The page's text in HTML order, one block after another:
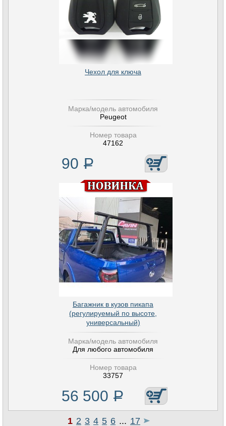
Чехол для ключа
Марка/модель автомобиля
Peugeot
Номер товара
47162
90 Р
Багажник в кузов пикапа
(регулируемый по высоте,
универсальный)
Марка/модель автомобиля
Для любого автомобиля
Номер товара
33757
56 500 Р
1 2 3 4 5 6 ... 17